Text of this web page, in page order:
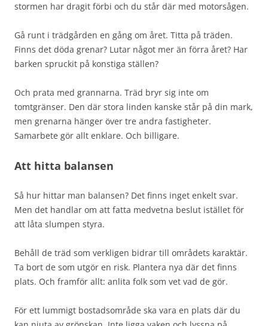
stormen har dragit förbi och du står där med motorsågen.
Gå runt i trädgården en gång om året. Titta på träden.
Finns det döda grenar? Lutar något mer än förra året? Har
barken spruckit på konstiga ställen?
Och prata med grannarna. Träd bryr sig inte om
tomtgränser. Den där stora linden kanske står på din mark,
men grenarna hänger över tre andra fastigheter.
Samarbete gör allt enklare. Och billigare.
Att hitta balansen
Så hur hittar man balansen? Det finns inget enkelt svar.
Men det handlar om att fatta medvetna beslut istället för
att låta slumpen styra.
Behåll de träd som verkligen bidrar till områdets karaktär.
Ta bort de som utgör en risk. Plantera nya där det finns
plats. Och framför allt: anlita folk som vet vad de gör.
För ett lummigt bostadsområde ska vara en plats där du